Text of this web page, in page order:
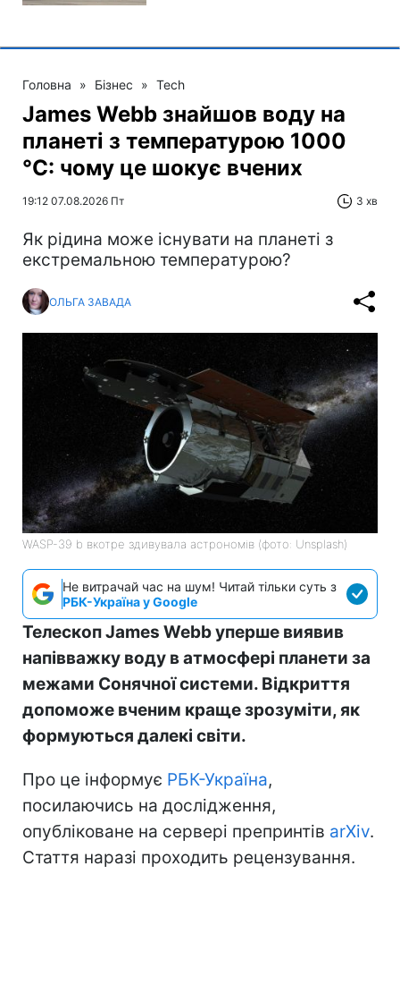
Головна » Бізнес » Tech
James Webb знайшов воду на
планеті з температурою 1000
°C: чому це шокує вчених
19:12 07.08.2026 Пт 3 хв
Як рідина може існувати на планеті з
екстремальною температурою?
ОЛЬГА ЗАВАДА
WASP-39 b вкотре здивувала астрономів (фото: Unsplash)
Не витрачай час на шум! Читай тільки суть з
РБК-Україна у Google
Телескоп James Webb уперше виявив
напівважку воду в атмосфері планети за
межами Сонячної системи. Відкриття
допоможе вченим краще зрозуміти, як
формуються далекі світи.
Про це інформує РБК-Україна,
посилаючись на дослідження,
опубліковане на сервері препринтів arXiv.
Стаття наразі проходить рецензування.